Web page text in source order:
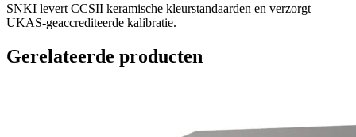
SNKI levert CCSII keramische kleurstandaarden en verzorgt
UKAS-geaccrediteerde kalibratie.
Gerelateerde producten